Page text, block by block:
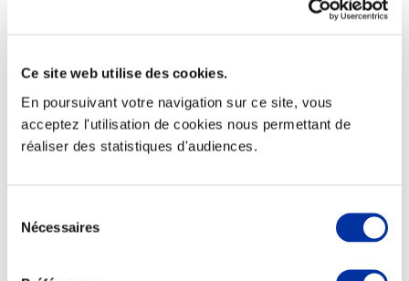
Ce site web utilise des cookies.
En poursuivant votre navigation sur ce site, vous
acceptez l'utilisation de cookies nous permettant de
réaliser des statistiques d'audiences.
Nécessaires
Elevage
Transport – mise en marché
Abattoir
Partenaire Climat